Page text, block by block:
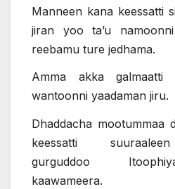
Manneen kana keessatti
jiran yoo ta’u
reebamu ture jedhama.
Amma akka galmaatti
wantoonni yaadaman jiru.
Dhaddacha mootummaa
keessatti
gurguddoo
kaawameera.